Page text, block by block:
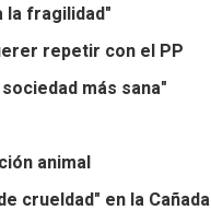
la fragilidad"
repetir con el PP
más sana"
animal
crueldad" en la Cañada